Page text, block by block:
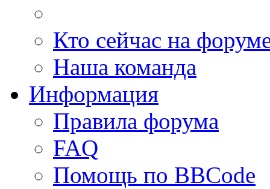
Кто сейчас на
Наша команда
Информация
Правила форума
FAQ
Помощь по BBCode